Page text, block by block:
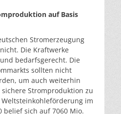
auf Basis
Stromerzeugung
Die Kraftwerke
bedarfsgerecht. Die
sollten nicht
um auch weiterhin
Stromproduktion zu
im
belief sich auf 7060 Mio.